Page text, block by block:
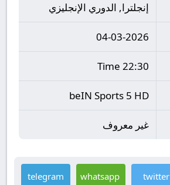
إنجلترا, الدوري الإنجليزي
04-03-2026
22:30 Time
beIN Sports 5 HD
غير معروف
twitter
whatsapp
telegram